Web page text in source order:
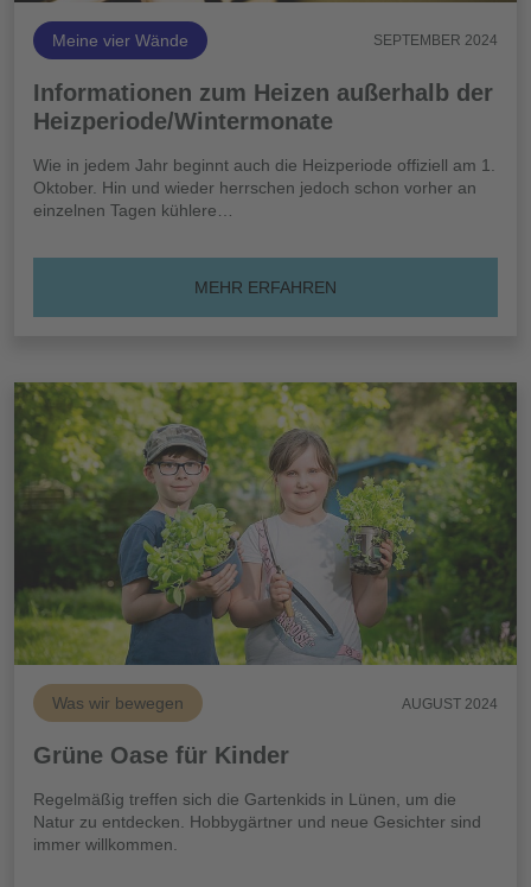
Meine vier Wände SEPTEMBER 2024
Informationen zum Heizen außerhalb der
Heizperiode/Wintermonate
Wie in jedem Jahr beginnt auch die Heizperiode offiziell am 1.
Oktober. Hin und wieder herrschen jedoch schon vorher an
einzelnen Tagen kühlere…
MEHR ERFAHREN
Was wir bewegen AUGUST 2024
Grüne Oase für Kinder
Regelmäßig treffen sich die Gartenkids in Lünen, um die
Natur zu entdecken. Hobbygärtner und neue Gesichter sind
immer willkommen.